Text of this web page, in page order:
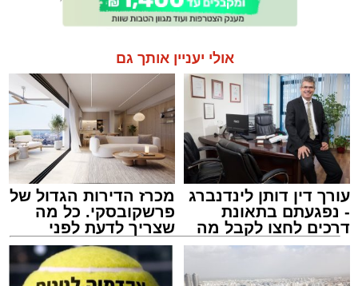
אולי יעניין אותך גם
עורך דין דותן לינדנברג
- נפגעתם בתאונת
דרכים לחצו לקבל מה
שמגיע לכם
מכרז הדירות הגדול של
פרשקובסקי. כל מה
שצריך לדעת לפני
שמגישים הצעה לדירה
באשדוד